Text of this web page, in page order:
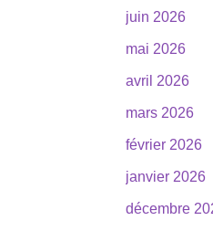
juin 2026
mai 2026
avril 2026
mars 2026
février 2026
janvier 2026
décembre